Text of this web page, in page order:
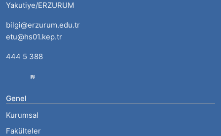
Yakutiye/ERZURUM
bilgi@erzurum.edu.tr
etu@hs01.kep.tr
444 5 388
Genel
Kurumsal
Fakülteler